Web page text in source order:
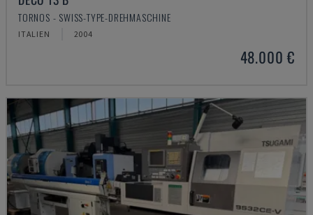
TORNOS - SWISS-TYPE-DREHMASCHINE
ITALIEN 2004
48.000 €